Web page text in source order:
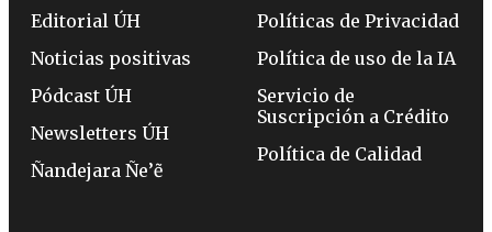
Editorial ÚH
Noticias positivas
Pódcast ÚH
Newsletters ÚH
Ñandejara Ñe’ẽ
Políticas de Privacidad
Política de uso de la IA
Servicio de
Suscripción a Crédito
Política de Calidad